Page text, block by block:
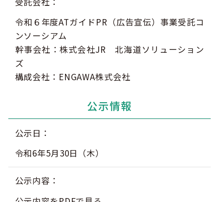
動画ライブラリー フォトライブラリー
令和６年度ATガイドPR（広告宣伝）事業受託コ
ンソーシアム
幹事会社：株式会社JR 北海道ソリューション
ズ
構成会社：ENGAWA株式会社
公示情報
公示日
令和6年5月30日（木）
公示内容